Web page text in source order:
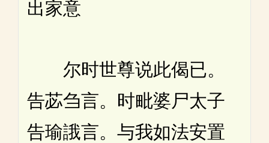
出家意
尔时世尊说此偈已。
告苾刍言。时毗婆尸太子
告瑜誐言。与我如法安置